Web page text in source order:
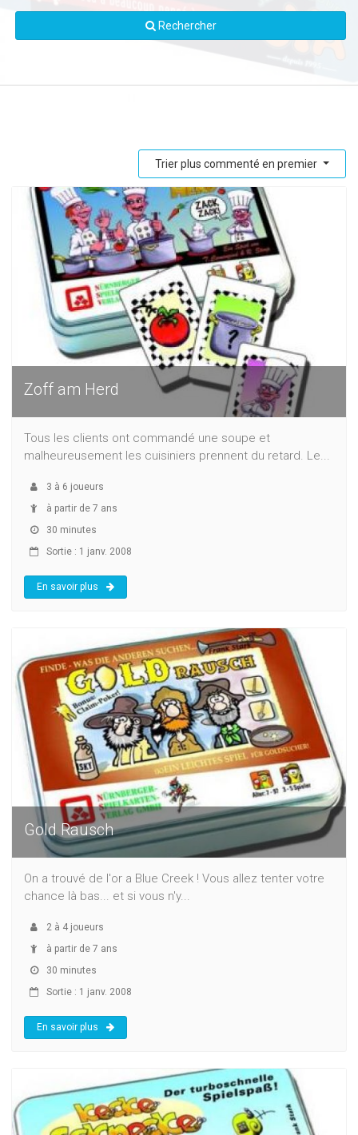
Rechercher
Trier plus commenté en premier
Zoff am Herd
Tous les clients ont commandé une soupe et
malheureusement les cuisiniers prennent du retard. Le...
3 à 6 joueurs
à partir de 7 ans
30 minutes
Sortie : 1 janv. 2008
En savoir plus
Gold Rausch
On a trouvé de l'or a Blue Creek ! Vous allez tenter votre
chance là bas... et si vous n'y...
2 à 4 joueurs
à partir de 7 ans
30 minutes
Sortie : 1 janv. 2008
En savoir plus